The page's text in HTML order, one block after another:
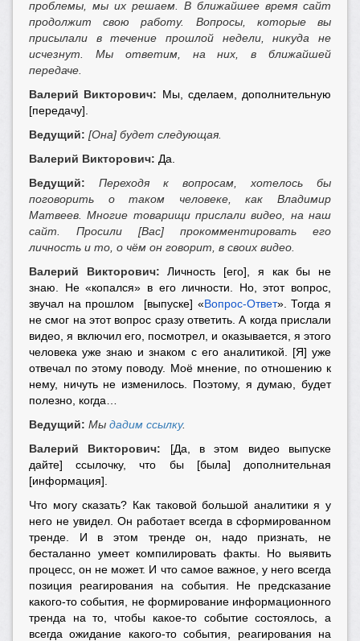
проблемы, мы их решаем. В ближайшее время сайт
продолжит свою работу. Вопросы, которые вы
присылали в течение прошлой недели, никуда не
исчезнут. Мы ответим, на них, в ближайшей
передаче.
Валерий Викторович: Мы, сделаем, дополнительную
[передачу].
Ведущий: [Она] будет следующая.
Валерий Викторович: Да.
Ведущий:
Переходя к вопросам, хотелось бы
поговорить о таком человеке, как Владимир
Матвеев. Многие товарищи прислали видео, на наш
сайт. Просили [Вас] прокомментировать его
личность и то, о чём он говорит, в своих видео.
Валерий Викторович:Личность [его], я как бы не
знаю. Не «копался» в его личности. Но, этот вопрос,
звучал на прошлом [выпуске] «Вопрос-Ответ». Тогда я
не смог на этот вопрос сразу ответить. А когда прислали
видео, я включил его, посмотрел, и оказывается, я этого
человека уже знаю и знаком с его аналитикой. [Я] уже
отвечал по этому поводу. Моё мнение, по отношению к
нему, ничуть не изменилось. Поэтому, я думаю, будет
полезно, когда…
Ведущий: Мы дадим ссылку.
Валерий Викторович: [Да, в этом видео выпуске
дайте] ссылочку, что бы [была] дополнительная
[информация].
Что могу сказать? Как таковой большой аналитики я у
него не увидел. Он работает всегда в сформированном
тренде. И в этом тренде он, надо признать, не
бесталанно умеет компилировать факты. Но выявить
процесс, он не может. И что самое важное, у него всегда
позиция реагирования на события. Не предсказание
какого-то события, не формирование информационного
тренда на то, чтобы какое-то событие состоялось, а
всегда ожидание какого-то события, реагирования на